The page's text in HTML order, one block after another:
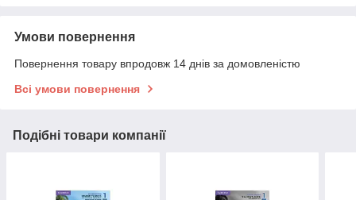
Умови повернення
Повернення товару впродовж 14 днів за домовленістю
Всі умови повернення
Подібні товари компанії